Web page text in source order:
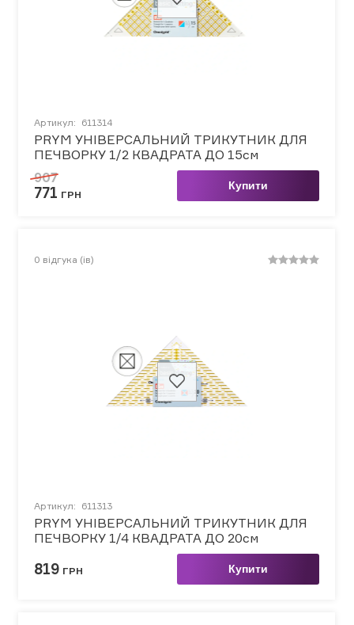
Артикул: 611314
PRYM УНІВЕРСАЛЬНИЙ ТРИКУТНИК ДЛЯ
ПЕЧВОРКУ 1/2 КВАДРАТА ДО 15см
907
771 ГРН
Купити
0 відгука (ів)
Артикул: 611313
PRYM УНІВЕРСАЛЬНИЙ ТРИКУТНИК ДЛЯ
ПЕЧВОРКУ 1/4 КВАДРАТА ДО 20см
819 ГРН Купити